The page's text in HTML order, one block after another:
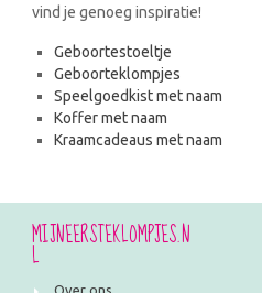
vind je genoeg inspiratie!
Geboortestoeltje
Geboorteklompjes
Speelgoedkist met naam
Koffer met naam
Kraamcadeaus met naam
MIJNEERSTEKLOMPJES.N
L